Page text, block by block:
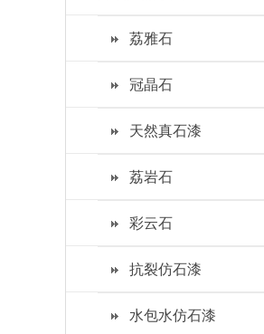
荔雅石
冠晶石
天然真石漆
荔岩石
彩云石
抗裂仿石漆
水包水仿石漆